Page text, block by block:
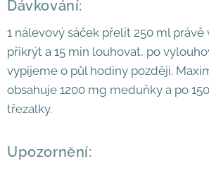
Dávkování:
1 nálevový sáček přelít 250 ml právě
přikrýt a 15 min louhovat, po
vypijeme o půl hodiny později.
obsahuje 1200 mg meduňky a po
třezalky.
Upozornění: